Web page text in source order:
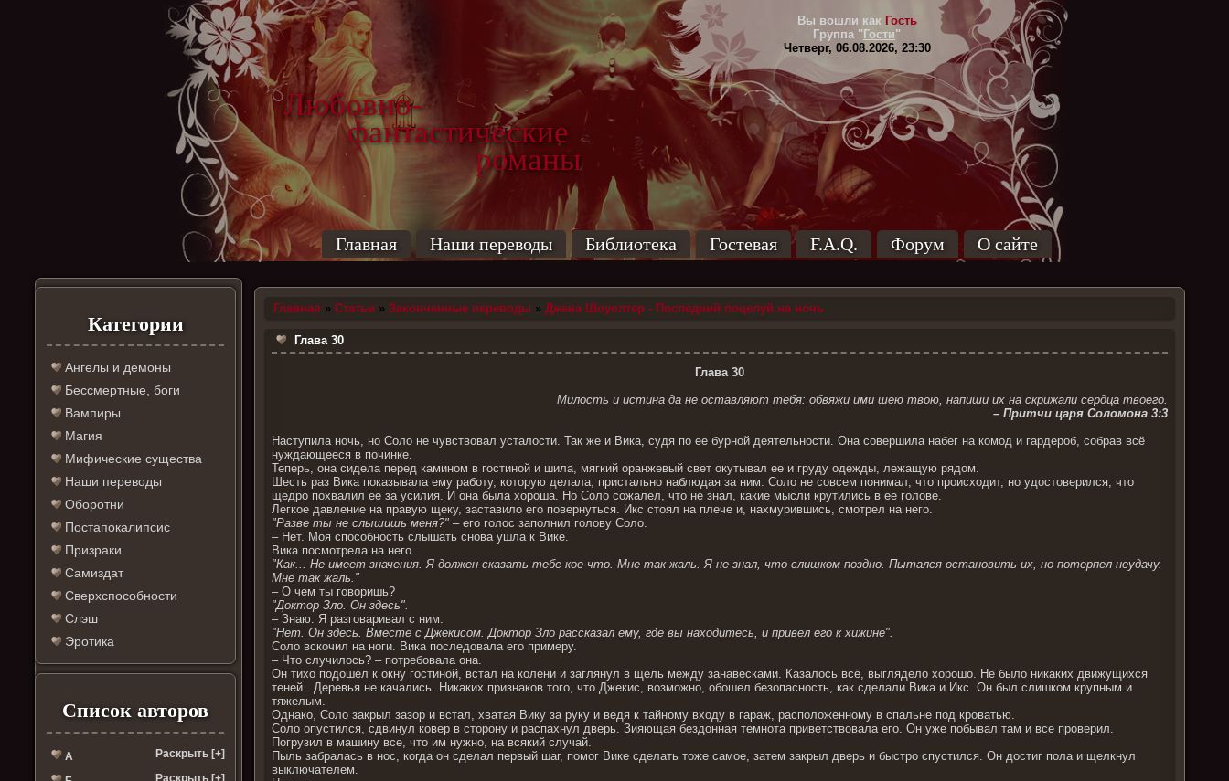
Любовно-
фантастические
романы
Вы вошли как Гость
Группа " Гости"
Четверг, 06.08.2026, 23:30
Главная Наши переводы Библиотека Гостевая F.A.Q. Форум О сайте
Категории
Ангелы и демоны
Бессмертные, боги
Вампиры
Магия
Мифические существа
Наши переводы
Оборотни
Постапокалипсис
Призраки
Самиздат
Сверхспособности
Слэш
Эротика
Список авторов
А Раскрыть [+]
Раскрыть [+]
Главная »Статьи »Законченные переводы »Джена Шоуолтер - Последний поцелуй на ночь
Глава 30
Глава 30
Милость и истина да не оставляют тебя: обвяжи ими шею твою, напиши их на скрижали сердца твоего.
– Притчи царя Соломона 3:3
Наступила ночь, но Соло не чувствовал усталости. Так же и Вика, судя по ее бурной деятельности. Она совершила набег на комод и гардероб, собрав всё
нуждающееся в починке.
Теперь, она сидела перед камином в гостиной и шила, мягкий оранжевый свет окутывал ее и груду одежды, лежащую рядом.
Шесть раз Вика показывала ему работу, которую делала, пристально наблюдая за ним. Соло не совсем понимал, что происходит, но удостоверился, что
щедро похвалил ее за усилия. И она была хороша. Но Соло сожалел, что не знал, какие мысли крутились в ее голове.
Легкое давление на правую щеку, заставило его повернуться. Икс стоял на плече и, нахмурившись, смотрел на него.
"Разве ты не слышишь меня?" – его голос заполнил голову Соло.
– Нет. Моя способность слышать снова ушла к Вике.
Вика посмотрела на него.
"Как... Не имеет значения. Я должен сказать тебе кое-что. Мне так жаль. Я не знал, что слишком поздно. Пытался остановить их, но потерпел неудачу.
Мне так жаль."
– О чем ты говоришь?
"Доктор Зло. Он здесь".
– Знаю. Я разговаривал с ним.
"Нет. Он здесь. Вместе с Джекисом. Доктор Зло рассказал ему, где вы находитесь, и привел его к хижине".
Соло вскочил на ноги. Вика последовала его примеру.
– Что случилось? – потребовала она.
Он тихо подошел к окну гостиной, встал на колени и заглянул в щель между занавесками. Казалось всё, выглядело хорошо. Не было никаких движущихся
теней. Деревья не качались. Никаких признаков того, что Джекис, возможно, обошел безопасность, как сделали Вика и Икс. Он был слишком крупным и
тяжелым.
Однако, Соло закрыл зазор и встал, хватая Вику за руку и ведя к тайному входу в гараж, расположенному в спальне под кроватью.
Соло опустился, сдвинул ковер в сторону и распахнул дверь. Зияющая бездонная темнота приветствовала его. Он уже побывал там и все проверил.
Погрузил в машину все, что им нужно, на всякий случай.
Пыль забралась в нос, когда он сделал первый шаг, помог Вике сделать тоже самое, затем закрыл дверь и быстро спустился. Он достиг пола и щелкнул
выключателем.